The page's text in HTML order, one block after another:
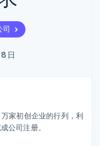
期
值
程
场
支付卡
日
家初创企业的行列，利
公司注册。